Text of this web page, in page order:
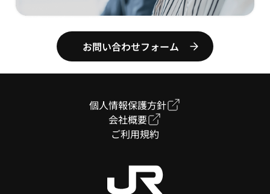
お問い合わせフォーム
個人情報保護方針
会社概要
ご利用規約